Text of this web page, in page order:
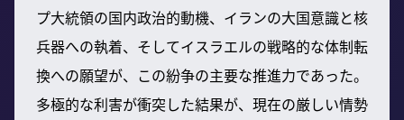
プ大統領の国内政治的動機、イランの大国意識と核
兵器への執着、そしてイスラエルの戦略的な体制転
換への願望が、この紛争の主要な推進力であった。
多極的な利害が衝突した結果が、現在の厳しい情勢